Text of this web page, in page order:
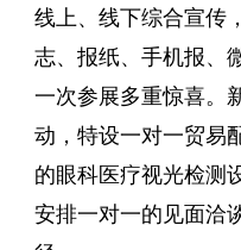
线上、线下综合宣传
志、报纸、手机报、
一次参展多重惊喜。
动，特设一对一贸易
的眼科医疗视光检测
安排一对一的见面洽